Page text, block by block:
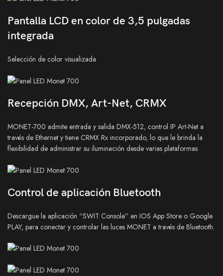
Pantalla LCD en color de 3,5 pulgadas
integrada
Selección de color visualizada
Recepción DMX, Art-Net, CRMX
MONET-700 admite entrada y salida DMX-512, control IP Art-Net a
través de Ethernet y tiene CRMX Rx incorporado, lo que le brinda la
flexibilidad de administrar su iluminación desde varias plataformas
Control de aplicación Bluetooth
Descargue la aplicación “SWIT Console” en IOS App Store o Google
PLAY, para conectar y controlar las luces MONET a través de Bluetooth.